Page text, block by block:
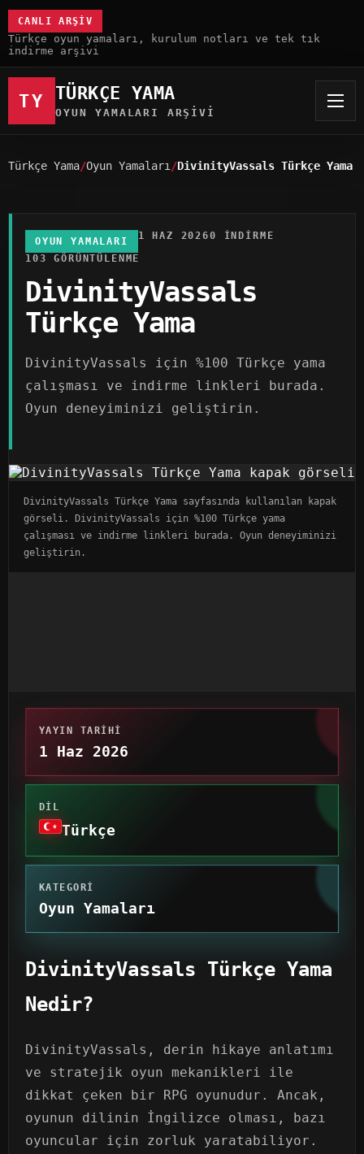
CANLI ARŞIV
Türkçe oyun yamaları, kurulum notları ve tek tık
indirme arşivi
TY TÜRKÇE YAMA
OYUN YAMALARI ARŞIVI
Türkçe Yama Oyun Yamaları DivinityVassals Türkçe Yama
OYUN YAMALARI 1 HAZ 20260 INDIRME
103 GÖRÜNTÜLENME
DivinityVassals
Türkçe Yama
DivinityVassals için %100 Türkçe yama
çalışması ve indirme linkleri burada.
Oyun deneyiminizi geliştirin.
DivinityVassals Türkçe Yama sayfasında kullanılan kapak
görseli. DivinityVassals için %100 Türkçe yama
çalışması ve indirme linkleri burada. Oyun deneyiminizi
geliştirin.
YAYIN TARIHI
1 Haz 2026
DIL
Türkçe
KATEGORI
Oyun Yamaları
DivinityVassals Türkçe Yama
Nedir?
DivinityVassals, derin hikaye anlatımı
ve stratejik oyun mekanikleri ile
dikkat çeken bir RPG oyunudur. Ancak,
oyunun dilinin İngilizce olması, bazı
oyuncular için zorluk yaratabiliyor.